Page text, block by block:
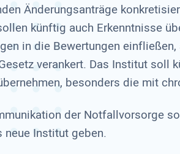
Änderungsanträge
künftig auch Erkenntnisse
in die Bewertungen
verankert. Das Institut soll
besonders die mit
der Notfallvorsorge
Institut geben.